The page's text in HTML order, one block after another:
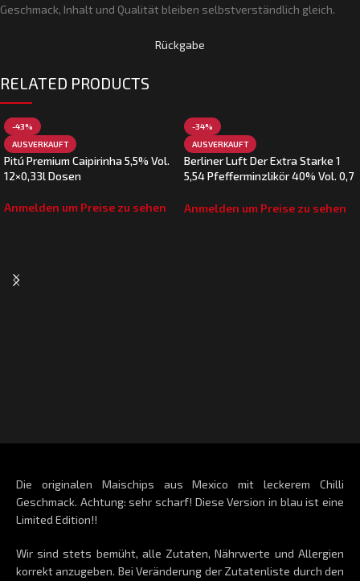
Geschmack, Inhalt und Qualität bleiben selbstverständlich gleich.
Rückgabe
RELATED PRODUCTS
-43%
AUSVERKAUFT
Pitú Premium Caipirinha 5,5% Vol.
12×0,33l Dosen
Anmelden um Preise zu sehen
-34%
AUSVERKAUFT
Berliner Luft Der Extra Starke 1
5,54 Pfefferminzlikör 40% Vol. 0,7
Anmelden um Preise zu sehen
Die originalen Maischips aus Mexico mit leckerem Chilli
Geschmack. Achtung: sehr scharf! Diese Version in blau ist eine
Limited Edition!!
Wir sind stets bemüht, alle Zutaten, Nährwerte und Allergien
korrekt anzugeben. Bei Veränderung der Zutatenliste durch den